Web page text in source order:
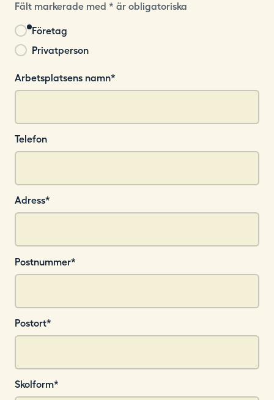
Fält markerade med * är obligatoriska
Vem du är
Företag
Privatperson
Arbetsplatsens namn*
Telefon
Adress*
Postnummer*
Postort*
Skolform*